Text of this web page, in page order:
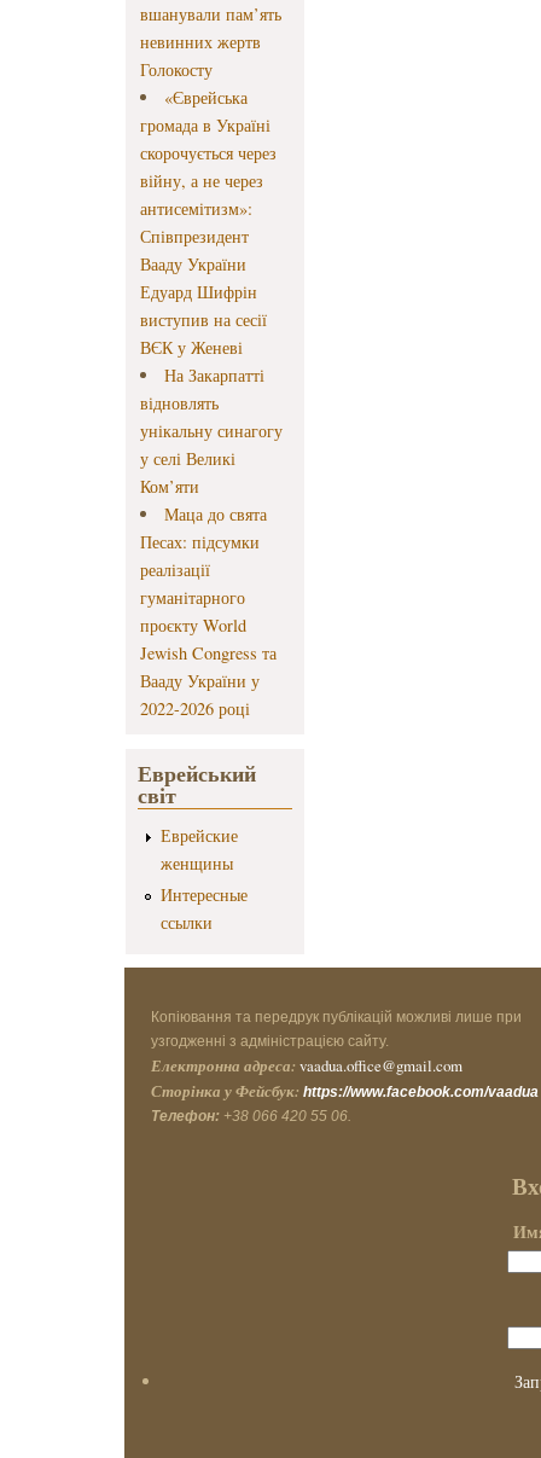
вшанували пам’ять
невинних жертв
Голокосту
«Єврейська
громада в Україні
скорочується через
війну, а не через
антисемітизм»:
Співпрезидент
Вааду України
Едуард Шифрін
виступив на сесії
ВЄК у Женеві
На Закарпатті
відновлять
унікальну синагогу
у селі Великі
Ком’яти
Маца до свята
Песах: підсумки
реалізації
гуманітарного
проєкту World
Jewish Congress та
Вааду України у
2022-2026 році
Еврейський
світ
Еврейские
женщины
Интересные
ссылки
Копіювання та передрук публікацій можливі лише при
узгодженні з адміністрацією сайту.
Електронна адреса: vaadua.office@gmail.com
Сторінка у Фейсбук: https://www.facebook.com/vaadua
Телефон: +38 066 420 55 06.